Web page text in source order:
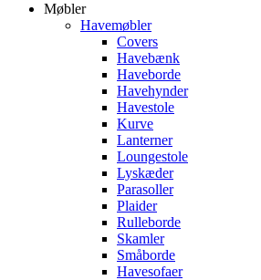
Møbler
Havemøbler
Covers
Havebænk
Haveborde
Havehynder
Havestole
Kurve
Lanterner
Loungestole
Lyskæder
Parasoller
Plaider
Rulleborde
Skamler
Småborde
Havesofaer